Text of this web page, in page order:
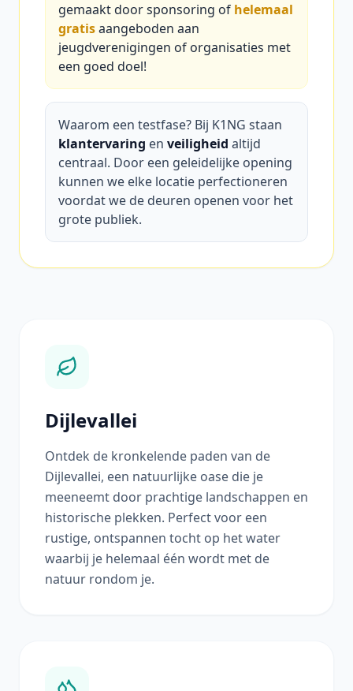
gemaakt door sponsoring of helemaal
gratisaangeboden aan
jeugdverenigingen of organisaties met
een goed doel!
Waarom een testfase? Bij K1NG staan
klantervaring en veiligheid altijd
centraal. Door een geleidelijke opening
kunnen we elke locatie perfectioneren
voordat we de deuren openen voor het
grote publiek.
Dijlevallei
Ontdek de kronkelende paden van de
Dijlevallei, een natuurlijke oase die je
meeneemt door prachtige landschappen en
historische plekken. Perfect voor een
rustige, ontspannen tocht op het water
waarbij je helemaal één wordt met de
natuur rondom je.